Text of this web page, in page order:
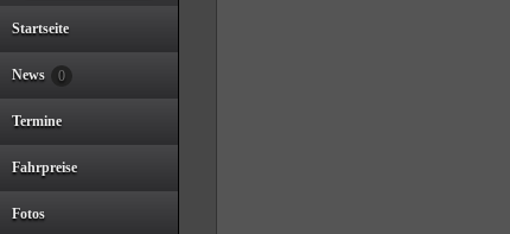
Startseite
News 0
Termine
Fahrpreise
Fotos